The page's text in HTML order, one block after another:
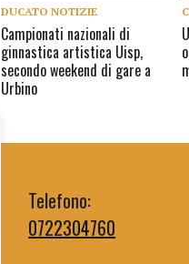
DUCATO NOTIZIE
Campionati nazionali di
ginnastica artistica Uisp,
secondo weekend di gare a
Urbino
Telefono:
0722304760